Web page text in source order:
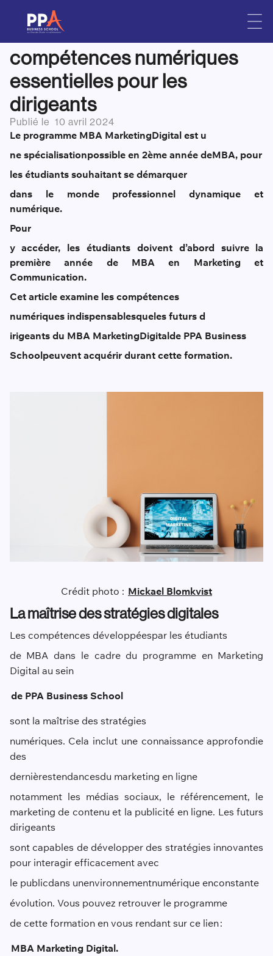
Le MBA Marketing Digital de
PPA Business School : des
compétences numériques
essentielles pour les
dirigeants
Publié le 10 avril 2024
Le programme MBA MarketingDigital est u
ne spécialisationpossible en 2ème année deMBA, pour
les étudiants souhaitant se démarquer
dans le monde professionnel dynamique et
numérique.
Pour
y accéder, les étudiants doivent d’abord suivre la
première année de MBA en Marketing et
Communication.
Cet article examine les compétences
numériques indispensablesqueles futurs d
irigeants du MBA MarketingDigitalde PPA Business
Schoolpeuvent acquérir durant cette formation.
Crédit photo : Mickael Blomkvist
La maîtrise des stratégies digitales
Les compétences développéespar les étudiants
de MBA dans le cadre du programme en Marketing
Digital au sein
de PPA Business School
sont la maîtrise des stratégies
numériques. Cela inclut une connaissance approfondie
des
dernièrestendancesdu marketing en ligne
notamment les médias sociaux, le référencement, le
marketing de contenu et la publicité en ligne. Les futurs
dirigeants
sont capables de développer des stratégies innovantes
pour interagir efficacement avec
le publicdans unenvironnementnumérique enconstante
évolution. Vous pouvez retrouver le programme
de cette formation en vous rendant sur ce lien :
MBA Marketing Digital.